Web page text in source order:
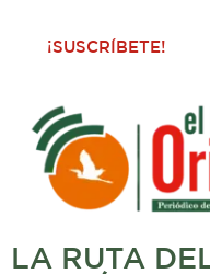
¡SUSCRÍBETE!
LA RUTA